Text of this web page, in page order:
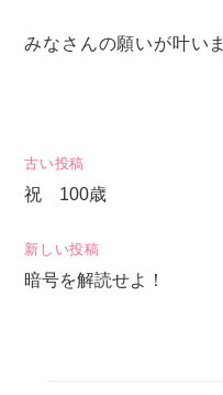
みなさんの願いが叶い
投
稿
ビ
古い投稿
祝 100歳
新しい投稿
暗号を解読せよ！